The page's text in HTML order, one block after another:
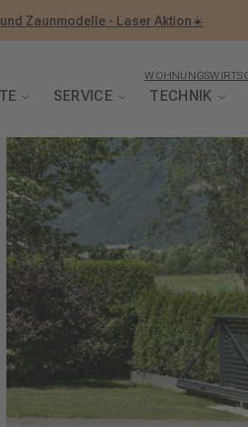
Zaunmodelle - Laser Aktion☀️
SERVICE TECHNIK